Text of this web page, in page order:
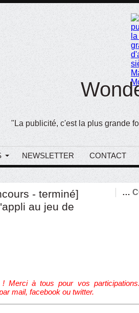
"La publicité, c'est la plus grande
NEWSLETTER CONTACT
- terminé]
au jeu de
…
Merci à tous pour vos
mail, facebook ou twitter.